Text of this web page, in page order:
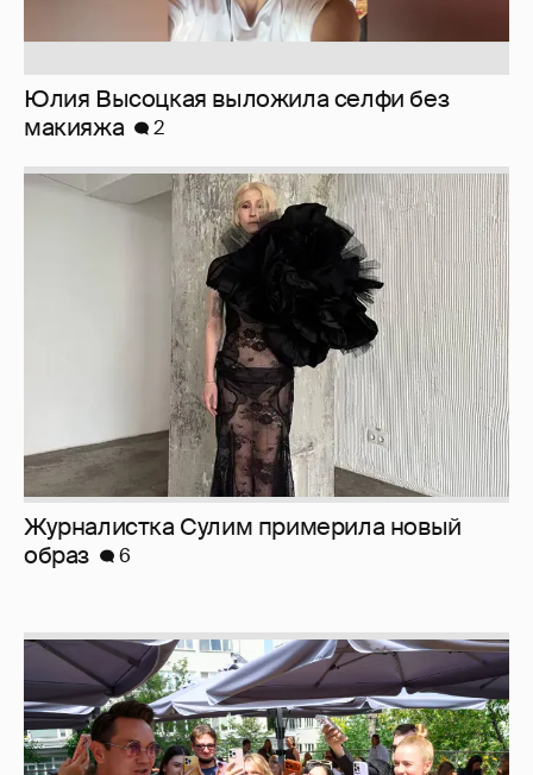
Юлия Высоцкая выложила селфи без
макияжа
2
Журналистка Сулим примерила новый
образ
6